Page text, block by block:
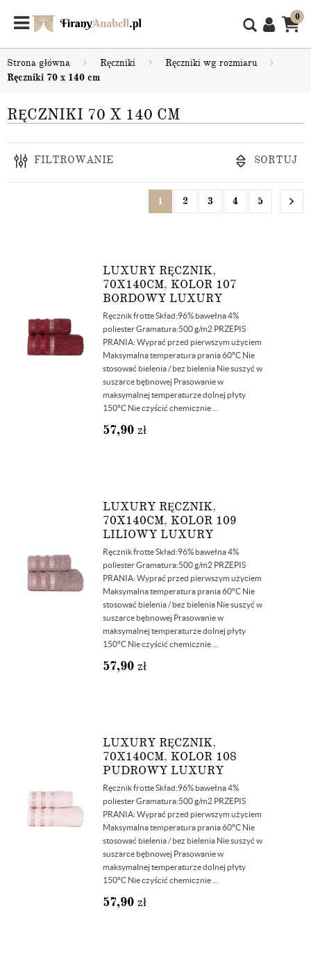
0
Strona główna Ręczniki
Ręczniki wg rozmiaru
Ręczniki 70 x 140 cm
RĘCZNIKI 70 X 140 CM
FILTROWANIE SORTUJ
1 2 3 4 5
LUXURY RĘCZNIK,
70X140CM, KOLOR 107
BORDOWY LUXURY
Ręcznik frotte Skład:96% bawełna 4%
poliester Gramatura:500 g/m2 PRZEPIS
PRANIA: Wyprać przed pierwszym użyciem
Maksymalna temperatura prania 60°C Nie
stosować bielenia / bez bielenia Nie suszyć w
suszarce bębnowej Prasowanie w
maksymalnej temperaturze dolnej płyty
150°C Nie czyścić chemicznie ...
57,90 zł
LUXURY RĘCZNIK,
70X140CM, KOLOR 109
LILIOWY LUXURY
Ręcznik frotte Skład:96% bawełna 4%
poliester Gramatura:500 g/m2 PRZEPIS
PRANIA: Wyprać przed pierwszym użyciem
Maksymalna temperatura prania 60°C Nie
stosować bielenia / bez bielenia Nie suszyć w
suszarce bębnowej Prasowanie w
maksymalnej temperaturze dolnej płyty
150°C Nie czyścić chemicznie ...
57,90 zł
LUXURY RĘCZNIK,
70X140CM, KOLOR 108
PUDROWY LUXURY
Ręcznik frotte Skład:96% bawełna 4%
poliester Gramatura:500 g/m2 PRZEPIS
PRANIA: Wyprać przed pierwszym użyciem
Maksymalna temperatura prania 60°C Nie
stosować bielenia / bez bielenia Nie suszyć w
suszarce bębnowej Prasowanie w
maksymalnej temperaturze dolnej płyty
150°C Nie czyścić chemicznie ...
57,90 zł